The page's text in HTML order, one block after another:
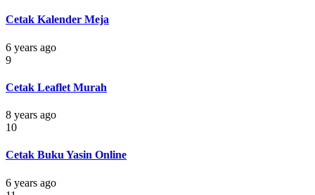
Cetak Kalender Meja
6 years ago
9
Cetak Leaflet Murah
8 years ago
10
Cetak Buku Yasin Online
6 years ago